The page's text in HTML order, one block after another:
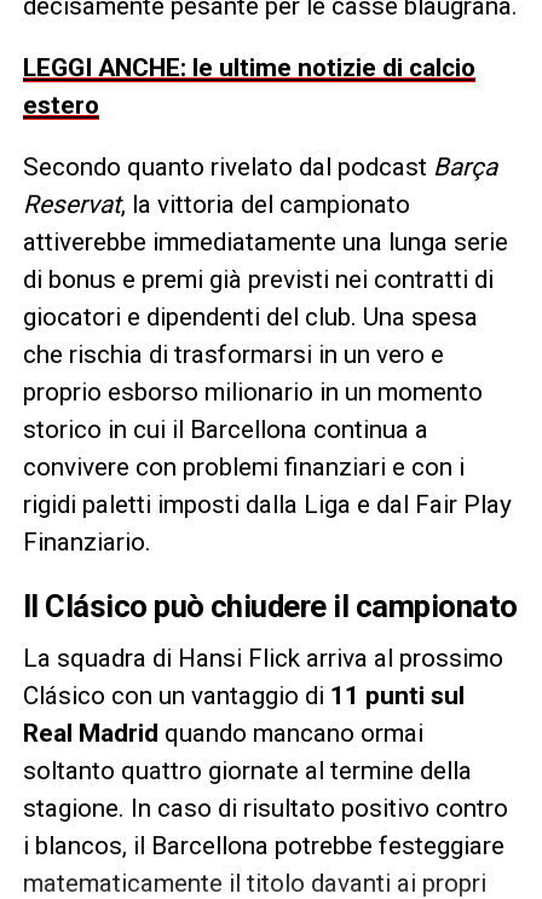
LEGGI ANCHE: le ultime notizie di calcio
estero
Secondo quanto rivelato dal podcast Barça
Reservat, la vittoria del campionato
attiverebbe immediatamente una lunga serie
di bonus e premi già previsti nei contratti di
giocatori e dipendenti del club. Una spesa
che rischia di trasformarsi in un vero e
proprio esborso milionario in un momento
storico in cui il Barcellona continua a
convivere con problemi finanziari e con i
rigidi paletti imposti dalla Liga e dal Fair Play
Finanziario.
Il Clásico può chiudere il campionato
La squadra di Hansi Flick arriva al prossimo
Clásico con un vantaggio di 11 punti sul
Real Madrid quando mancano ormai
soltanto quattro giornate al termine della
stagione. In caso di risultato positivo contro
i blancos, il Barcellona potrebbe festeggiare
matematicamente il titolo davanti ai propri